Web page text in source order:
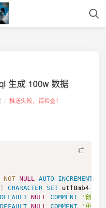
生成 100w 数据
/ 推送失败，请检查！
NOT NULL AUTO_INCREMENT
) CHARACTER SET utf8mb4
DEFAULT NULL COMMENT
'创建
DEFAULT NULL COMMENT
'更新